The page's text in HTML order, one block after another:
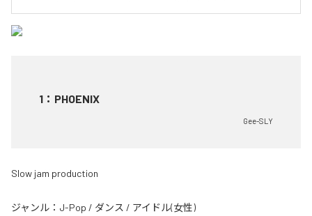
1 ： PHOENIX
Gee-SLY
Slow jam production
ジャンル： J-Pop / ダンス / アイドル(女性)